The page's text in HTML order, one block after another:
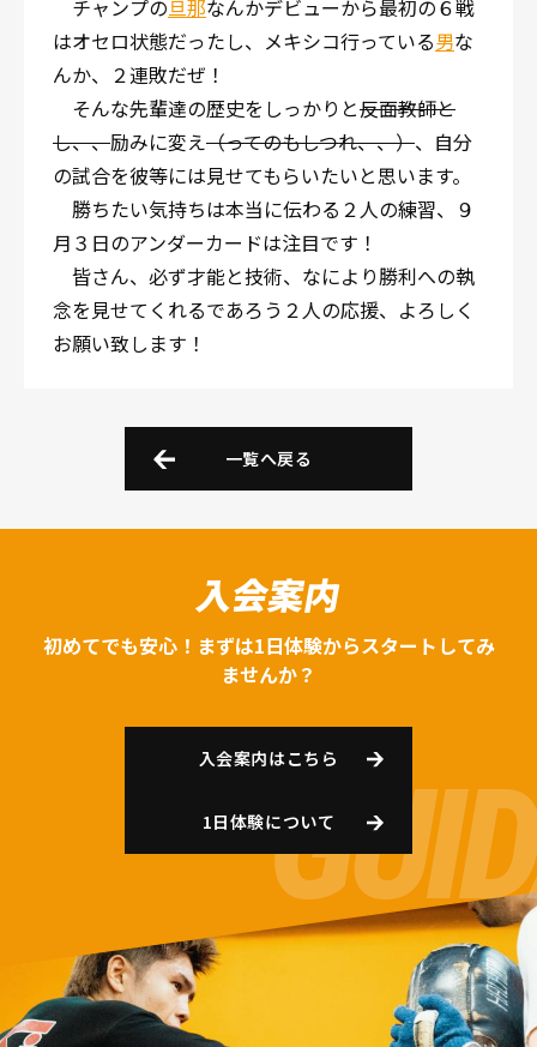
チャンプの旦那なんかデビューから最初の６戦
はオセロ状態だったし、メキシコ行っている男な
んか、２連敗だぜ！
そんな先輩達の歴史をしっかりと反面教師と
し、、励みに変え（ってのもしつれ、、）、自分
の試合を彼等には見せてもらいたいと思います。
勝ちたい気持ちは本当に伝わる２人の練習、９
月３日のアンダーカードは注目です！
皆さん、必ず才能と技術、なにより勝利への執
念を見せてくれるであろう２人の応援、よろしく
お願い致します！
一覧へ戻る
入会案内
初めてでも安心！まずは1日体験からスタートしてみ
ませんか？
入会案内はこちら
1日体験について